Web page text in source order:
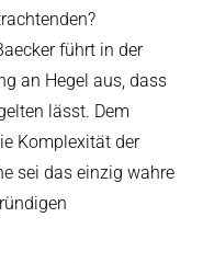
führt in der
an Hegel aus, dass
lässt. Dem
Komplexität der
sei das einzig wahre